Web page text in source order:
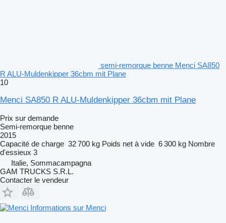
semi-remorque benne Menci SA850
R ALU-Muldenkipper 36cbm mit Plane
10
Menci SA850 R ALU-Muldenkipper 36cbm mit Plane
Prix sur demande
Semi-remorque benne
2015
Capacité de charge 32 700 kg Poids net à vide 6 300 kg Nombre
d'essieux 3
Italie, Sommacampagna
GAM TRUCKS S.R.L.
Contacter le vendeur
Informations sur Menci